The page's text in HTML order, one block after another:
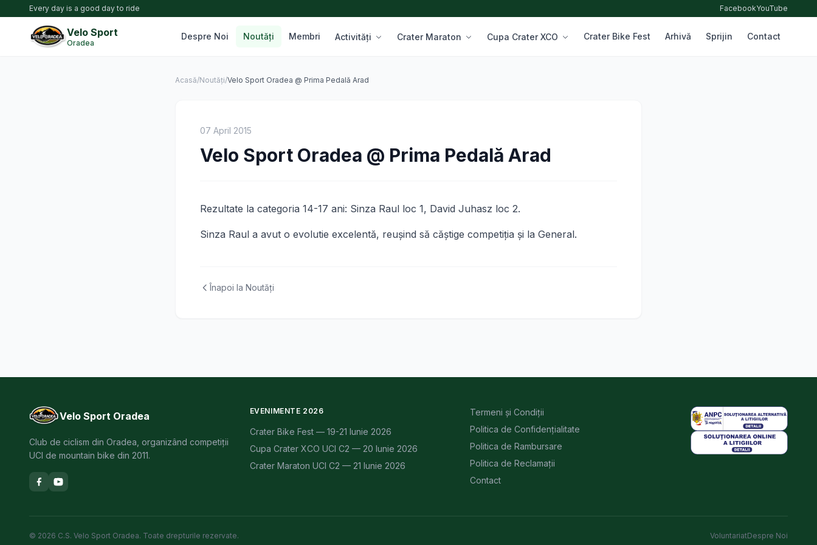
Every day is a good day to ride FacebookYouTube
Velo Sport
Oradea
Despre Noi Noutăți Membri Activități Crater Maraton Cupa Crater XCO Crater Bike Fest Arhivă Sprijin Contact
Acasă/Noutăți/Velo Sport Oradea @ Prima Pedală Arad
07 April 2015
Velo Sport Oradea @ Prima Pedală Arad
Rezultate la categoria 14-17 ani: Sinza Raul loc 1, David Juhasz loc 2.
Sinza Raul a avut o evolutie excelentă, reuşind să căştige competiţia şi la General.
Înapoi la Noutăți
Velo Sport Oradea
Club de ciclism din Oradea, organizând competiții
UCI de mountain bike din 2011.
EVENIMENTE 2026
Crater Bike Fest — 19-21 Iunie 2026
Cupa Crater XCO UCI C2 — 20 Iunie 2026
Crater Maraton UCI C2 — 21 Iunie 2026
Termeni și Condiții
Politica de Confidențialitate
Politica de Rambursare
Politica de Reclamații
Contact
© 2026 C.S. Velo Sport Oradea. Toate drepturile rezervate. VoluntariatDespre Noi